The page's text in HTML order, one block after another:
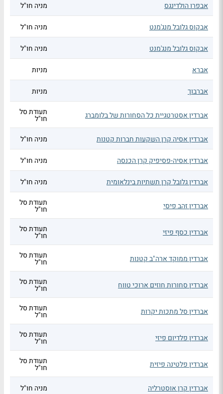
אבפרו הולדינגס מניה חו"ל
אבקוס גלובל מנג'מנט מניה חו"ל
אבקוס גלובל מנג'מנט מניה חו"ל
אברא מניות
אברבוך מניות
אברדין אסטרטגיית כל הסחורות של בלומברג תעודת סל
חו"ל
אברדין אסיה קרן השקעות חברות קטנות
מניה חו"ל
אברדין אסיה-פסיפיק קרן הכנסה מניה חו"ל
אברדין גלובל קרן תשתיות בינלאומית מניה חו"ל
אברדין זהב פיסי תעודת סל
חו"ל
אברדין כסף פיזי תעודת סל
חו"ל
אברדין ממוקד ארה"ב קטנות תעודת סל
חו"ל
אברדין סחורות חוזים ארוכי טווח תעודת סל
חו"ל
אברדין סל מתכות יקרות תעודת סל
חו"ל
אברדין פלדיום פיזי תעודת סל
חו"ל
אברדין פלטינה פיזית תעודת סל
חו"ל
אברדין קרן אוסטרליה
מניה חו"ל